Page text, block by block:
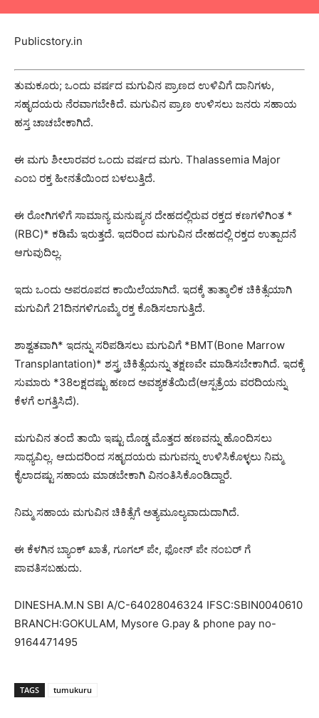
Publicstory.in
ತುಮಕೂರು; ಒಂದು ವರ್ಷದ ಮಗುವಿನ ಪ್ರಾಣದ ಉಳಿವಿಗೆ ದಾನಿಗಳು,
ಸಹೃದಯರು‌‌ ನೆರವಾಗಬೇಕಿದೆ. ಮಗುವಿನ ಪ್ರಾಣ ಉಳಿಸಲು ಜನರು ಸಹಾಯ
ಹಸ್ತ ಚಾಚಬೇಕಾಗಿದೆ.
ಈ ಮಗು ಶೀಲಾರವರ ಒಂದು ವರ್ಷದ ಮಗು. Thalassemia Major
ಎಂಬ ರಕ್ತ ಹೀನತೆಯಿಂದ ಬಳಲುತ್ತಿದೆ.
ಈ ರೋಗಿಗಳಿಗೆ ಸಾಮಾನ್ಯ ಮನುಷ್ಯನ ದೇಹದಲ್ಲಿರುವ ರಕ್ತದ ಕಣಗಳಿಗಿಂತ *
(RBC)* ಕಡಿಮೆ ಇರುತ್ತದೆ. ಇದರಿಂದ ಮಗುವಿನ ದೇಹದಲ್ಲಿ ರಕ್ತದ ಉತ್ಪಾದನೆ
ಆಗುವುದಿಲ್ಲ.
ಇದು ಒಂದು ಅಪರೂಪದ ಕಾಯಿಲೆಯಾಗಿದೆ. ಇದಕ್ಕೆ ತಾತ್ಕಾಲಿಕ ಚಿಕಿತ್ಸೆಯಾಗಿ
ಮಗುವಿಗೆ 21ದಿನಗಳಿಗೂಮ್ಮೆ ರಕ್ತ ಕೊಡಿಸಲಾಗುತ್ತಿದೆ.
ಶಾಶ್ವತವಾಗಿ* ಇದನ್ನು ಸರಿಪಡಿಸಲು ಮಗುವಿಗೆ *BMT(Bone Marrow
Transplantation)* ಶಸ್ತ್ರ ಚಿಕಿತ್ಸೆಯನ್ನು ತಕ್ಷಣವೇ ಮಾಡಿಸಬೇಕಾಗಿದೆ. ಇದಕ್ಕೆ
ಸುಮಾರು *38ಲಕ್ಷದಷ್ಟು ಹಣದ ಅವಶ್ಯಕತೆಯಿದೆ(ಆಸ್ಪತ್ರೆಯ ವರದಿಯನ್ನು
ಕೆಳಗೆ ಲಗತ್ತಿಸಿದೆ).
ಮಗುವಿನ ತಂದೆ ತಾಯಿ ಇಷ್ಟು ದೊಡ್ಡ ಮೊತ್ತದ ಹಣವನ್ನು ಹೊಂದಿಸಲು
ಸಾಧ್ಯವಿಲ್ಲ. ಆದುದರಿಂದ ಸಹೃದಯರು ಮಗುವನ್ನು ಉಳಿಸಿಕೊಳ್ಳಲು ನಿಮ್ಮ
ಕೈಲಾದಷ್ಟು ಸಹಾಯ ಮಾಡಬೇಕಾಗಿ ವಿನಂತಿಸಿಕೊಂಡಿದ್ದಾರೆ.
ನಿಮ್ಮ ಸಹಾಯ ಮಗುವಿನ ಚಿಕಿತ್ಸೆಗೆ ಅತ್ಯಮೂಲ್ಯವಾದುದಾಗಿದೆ.
ಈ ಕೆಳಗಿನ ಬ್ಯಾಂಕ್ ಖಾತೆ, ಗೂಗಲ್ ಪೇ, ಫೋನ್ ಪೇ ನಂಬರ್ ಗೆ
ಪಾವತಿಸಬಹುದು.
DINESHA.M.N SBI A/C-64028046324 IFSC:SBIN0040610
BRANCH:GOKULAM, Mysore G.pay & phone pay no-
9164471495
TAGS tumukuru